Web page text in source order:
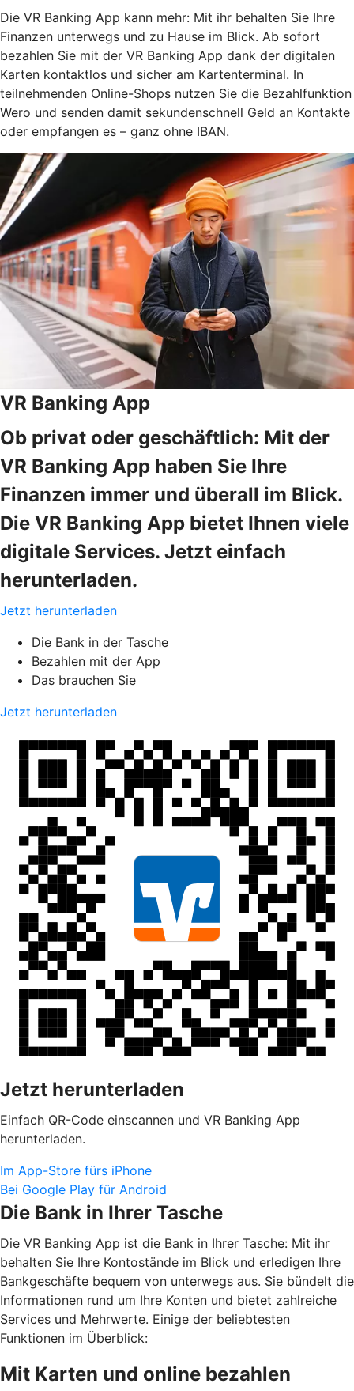
Die VR Banking App kann mehr: Mit ihr behalten Sie Ihre
Finanzen unterwegs und zu Hause im Blick. Ab sofort
bezahlen Sie mit der VR Banking App dank der digitalen
Karten kontaktlos und sicher am Kartenterminal. In
teilnehmenden Online-Shops nutzen Sie die Bezahlfunktion
Wero und senden damit sekundenschnell Geld an Kontakte
oder empfangen es – ganz ohne IBAN.
VR Banking App
Ob privat oder geschäftlich: Mit der
VR Banking App haben Sie Ihre
Finanzen immer und überall im Blick.
Die VR Banking App bietet Ihnen viele
digitale Services. Jetzt einfach
herunterladen.
Jetzt herunterladen
Die Bank in der Tasche
Bezahlen mit der App
Das brauchen Sie
Jetzt herunterladen
Jetzt herunterladen
Einfach QR-Code einscannen und VR Banking App
herunterladen.
Im App-Store fürs iPhone
Bei Google Play für Android
Die Bank in Ihrer Tasche
Die VR Banking App ist die Bank in Ihrer Tasche: Mit ihr
behalten Sie Ihre Kontostände im Blick und erledigen Ihre
Bankgeschäfte bequem von unterwegs aus. Sie bündelt die
Informationen rund um Ihre Konten und bietet zahlreiche
Services und Mehrwerte. Einige der beliebtesten
Funktionen im Überblick:
Mit Karten und online bezahlen